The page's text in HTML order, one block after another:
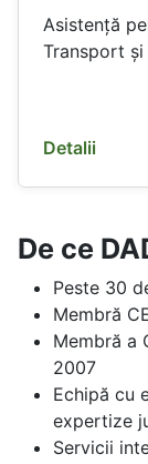
Asistență
Transport
Detalii
De ce
Peste 30
Membră
Membră a
2007
Echipă cu
expertize
Servicii